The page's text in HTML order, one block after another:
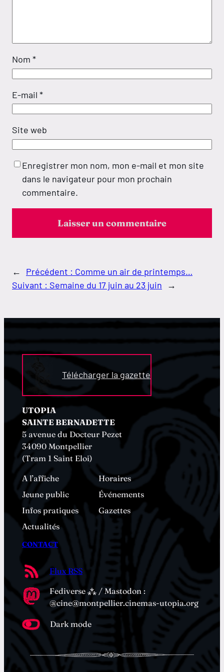
Nom *
E-mail *
Site web
Enregistrer mon nom, mon e-mail et mon site
dans le navigateur pour mon prochain
commentaire.
← Précédent : Comme un air de printemps…
Suivant : Semaine du 17 juin au 23 juin →
Télécharger la gazette
UTOPIA
SAINTE BERNADETTE
5 avenue du Docteur Pezet
34090 Montpellier
(Tram 1 Saint Eloi)
A l’affiche
Horaires
Jeune public
Événements
Infos pratiques
Gazettes
Actualités
CONTACT
Flux RSS
Fediverse ⁂ / Mastodon :
@cine@montpellier.cinemas-utopia.org
Dark mode